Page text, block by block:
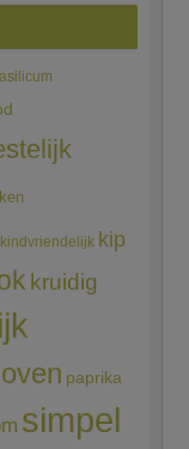
kindvriendelijk kip
kruidig
oven paprika
simpel